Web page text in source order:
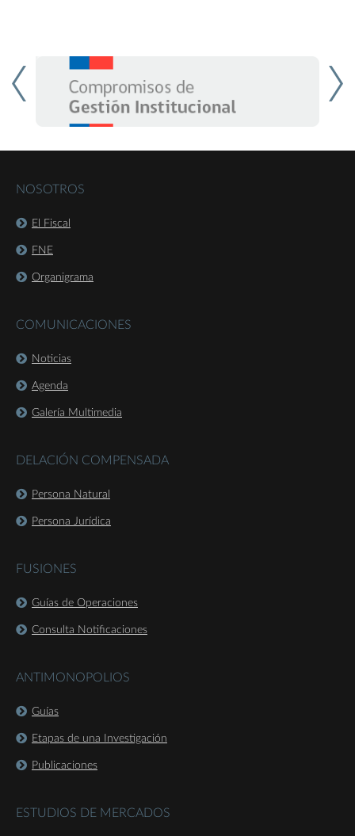
NOSOTROS
El Fiscal
FNE
Organigrama
COMUNICACIONES
Noticias
Agenda
Galería Multimedia
DELACIÓN COMPENSADA
Persona Natural
Persona Jurídica
FUSIONES
Guías de Operaciones
Consulta Notificaciones
ANTIMONOPOLIOS
Guías
Etapas de una Investigación
Publicaciones
ESTUDIOS DE MERCADOS